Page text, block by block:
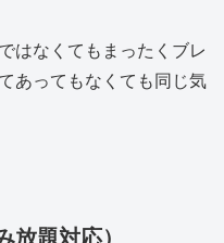
はなくてもまったくブレ
あってもなくても同じ気
放題対応）